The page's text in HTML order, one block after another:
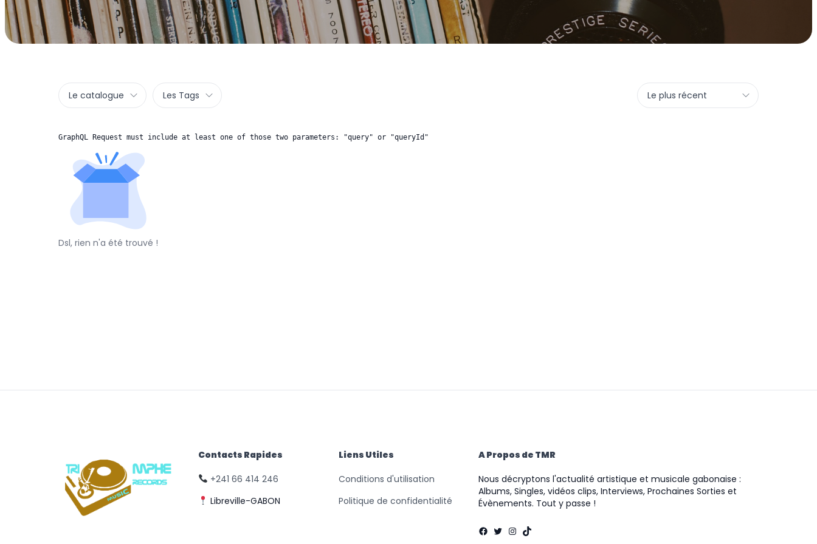
Le catalogue Les Tags Le plus récent
GraphQL Request must include at least one of those two parameters: "query" or "queryId"
Dsl, rien n'a été trouvé !
Contacts Rapides
+241 66 414 246
Libreville-GABON
Liens Utiles
Conditions d'utilisation
Politique de confidentialité
A Propos de TMR
Nous décryptons l'actualité artistique et musicale gabonaise :
Albums, Singles, vidéos clips, Interviews, Prochaines Sorties et
Évènements. Tout y passe !
Facebook
Twitter
Instagram
TikTok